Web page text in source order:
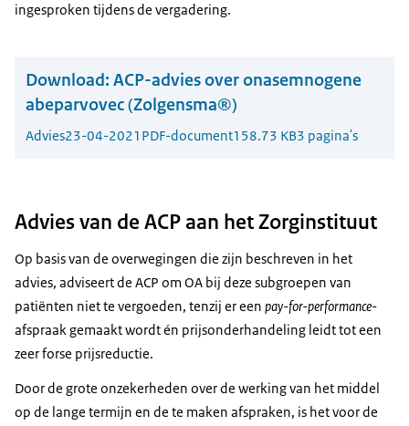
ingesproken tijdens de vergadering.
Download: ACP-advies over onasemnogene
abeparvovec (Zolgensma®)
Advies23-04-2021 PDF-document158.73 KB3 pagina's
Advies van de ACP aan het Zorginstituut
Op basis van de overwegingen die zijn beschreven in het
advies, adviseert de ACP om OA bij deze subgroepen van
patiënten niet te vergoeden, tenzij er een pay-for-performance-
afspraak gemaakt wordt én prijsonderhandeling leidt tot een
zeer forse prijsreductie.
Door de grote onzekerheden over de werking van het middel
op de lange termijn en de te maken afspraken, is het voor de